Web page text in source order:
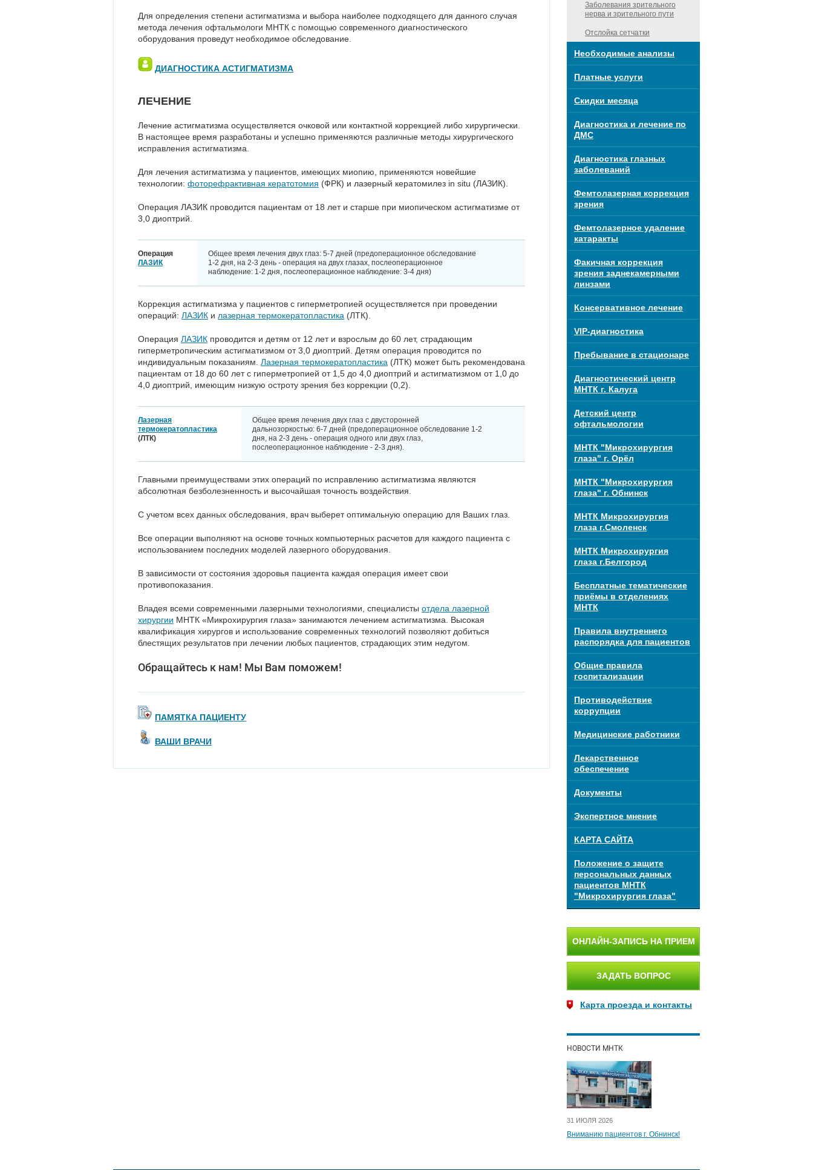
Для определения степени астигматизма и выбора наиболее подходящего для данного случая
метода лечения офтальмологи МНТК с помощью современного диагностического
оборудования проведут необходимое обследование.
ДИАГНОСТИКА АСТИГМАТИЗМА
ЛЕЧЕНИЕ
Лечение астигматизма осуществляется очковой или контактной коррекцией либо хирургически.
В настоящее время разработаны и успешно применяются различные методы хирургического
исправления астигматизма.
Для лечения астигматизма у пациентов, имеющих миопию, применяются новейшие
технологии: фоторефрактивная кератотомия (ФРК) и лазерный кератомилез in situ (ЛАЗИК).
Операция ЛАЗИК проводится пациентам от 18 лет и старше при миопическом астигматизме от
3,0 диоптрий.
Операция
ЛАЗИК
Общее время лечения двух глаз: 5-7 дней (предоперационное обследование
1-2 дня, на 2-3 день - операция на двух глазах, послеоперационное
наблюдение: 1-2 дня, послеоперационное наблюдение: 3-4 дня)
Коррекция астигматизма у пациентов с гиперметропией осуществляется при проведении
операций: ЛАЗИК и лазерная термокератопластика (ЛТК).
Операция ЛАЗИК проводится и детям от 12 лет и взрослым до 60 лет, страдающим
гиперметропическим астигматизмом от 3,0 диоптрий. Детям операция проводится по
индивидуальным показаниям. Лазерная термокератопластика (ЛТК) может быть рекомендована
пациентам от 18 до 60 лет с гиперметропией от 1,5 до 4,0 диоптрий и астигматизмом от 1,0 до
4,0 диоптрий, имеющим низкую остроту зрения без коррекции (0,2).
Лазерная
термокератопластика
(ЛТК)
Общее время лечения двух глаз с двусторонней
дальнозоркостью: 6-7 дней (предоперационное обследование 1-2
дня, на 2-3 день - операция одного или двух глаз,
послеоперационное наблюдение - 2-3 дня).
Главными преимуществами этих операций по исправлению астигматизма являются
абсолютная безболезненность и высочайшая точность воздействия.
С учетом всех данных обследования, врач выберет оптимальную операцию для Ваших глаз.
Все операции выполняют на основе точных компьютерных расчетов для каждого пациента с
использованием последних моделей лазерного оборудования.
В зависимости от состояния здоровья пациента каждая операция имеет свои
противопоказания.
Владея всеми современными лазерными технологиями, специалисты отдела лазерной
хирургии МНТК «Микрохирургия глаза» занимаются лечением астигматизма. Высокая
квалификация хирургов и использование современных технологий позволяют добиться
блестящих результатов при лечении любых пациентов, страдающих этим недугом.
Обращайтесь к нам! Мы Вам поможем!
ПАМЯТКА ПАЦИЕНТУ
ВАШИ ВРАЧИ
Заболевания зрительного
нерва и зрительного пути
Отслойка сетчатки
Необходимые анализы
Платные услуги
Скидки месяца
Диагностика и лечение по
ДМС
Диагностика глазных
заболеваний
Фемтолазерная коррекция
зрения
Фемтолазерное удаление
катаракты
Факичная коррекция
зрения заднекамерными
линзами
Консервативное лечение
VIP-диагностика
Пребывание в стационаре
Диагностический центр
МНТК г. Калуга
Детский центр
офтальмологии
МНТК "Микрохирургия
глаза" г. Орёл
МНТК "Микрохирургия
глаза" г. Обнинск
МНТК Микрохирургия
глаза г.Смоленск
МНТК Микрохирургия
глаза г.Белгород
Бесплатные тематические
приёмы в отделениях
МНТК
Правила внутреннего
распорядка для пациентов
Общие правила
госпитализации
Противодействие
коррупции
Медицинские работники
Лекарственное
обеспечение
Документы
Экспертное мнение
КАРТА САЙТА
Положение о защите
персональных данных
пациентов МНТК
"Микрохирургия глаза"
ОНЛАЙН-ЗАПИСЬ НА ПРИЕМ
ЗАДАТЬ ВОПРОС
Карта проезда и контакты
НОВОСТИ МНТК
31 ИЮЛЯ 2026
Вниманию пациентов г. Обнинск!